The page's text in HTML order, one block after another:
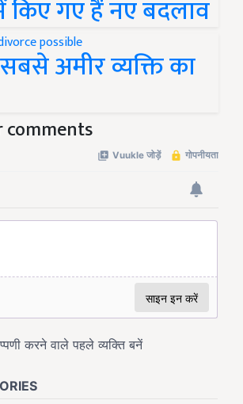
किए गए हैं नए बदलाव
अमीर व्यक्ति का
comments